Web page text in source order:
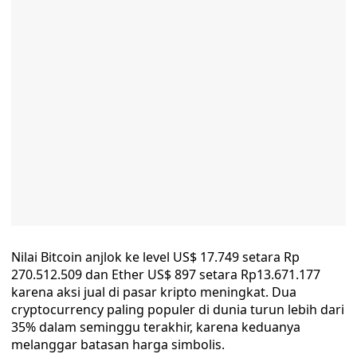
Nilai Bitcoin anjlok ke level US$ 17.749 setara Rp
270.512.509 dan Ether US$ 897 setara Rp13.671.177
karena aksi jual di pasar kripto meningkat. Dua
cryptocurrency paling populer di dunia turun lebih dari
35% dalam seminggu terakhir, karena keduanya
melanggar batasan harga simbolis.